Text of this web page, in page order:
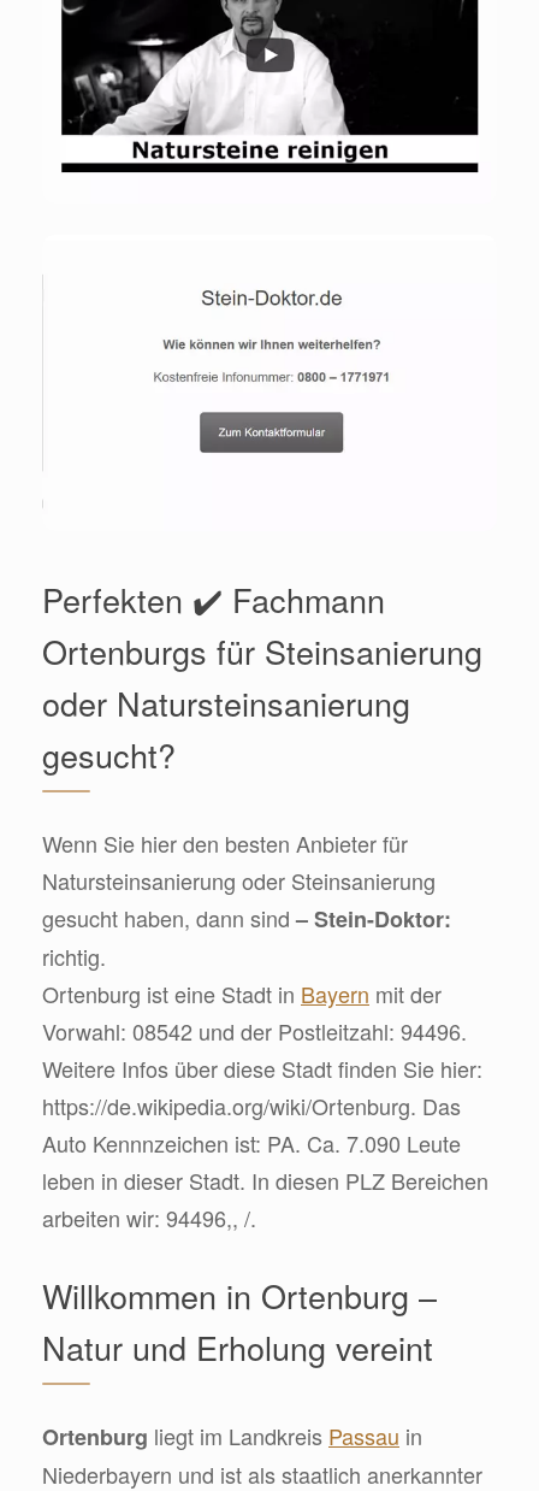
Perfekten ✔️ Fachmann
Ortenburgs für Steinsanierung
oder Natursteinsanierung
gesucht?
Wenn Sie hier den besten Anbieter für
Natursteinsanierung oder Steinsanierung
gesucht haben, dann sind– Stein-Doktor:
richtig.
Ortenburg ist eine Stadt in Bayern mit der
Vorwahl: 08542 und der Postleitzahl: 94496.
Weitere Infos über diese Stadt finden Sie hier:
https://de.wikipedia.org/wiki/Ortenburg. Das
Auto Kennnzeichen ist: PA. Ca. 7.090 Leute
leben in dieser Stadt. In diesen PLZ Bereichen
arbeiten wir: 94496,, /.
Willkommen in Ortenburg –
Natur und Erholung vereint
Ortenburg liegt im Landkreis Passau in
Niederbayern und ist als staatlich anerkannter